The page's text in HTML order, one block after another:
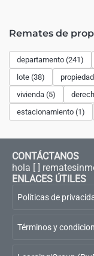
Remates de
departamento (241)
lote (38)
vivienda (5)
estacionamiento (1)
CONTÁCTANOS
hola [ ]
ENLACES ÚTILES
Políticas de
Términos y